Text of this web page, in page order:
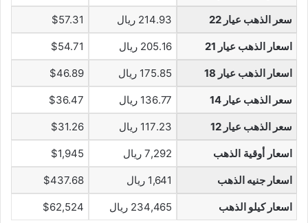
سعر الذهب عيار 22 214.93 ريال $57.31
اسعار الذهب عيار 21 205.16 ريال $54.71
اسعار الذهب عيار 18 175.85 ريال $46.89
سعر الذهب عيار 14 136.77 ريال $36.47
سعر الذهب عيار 12 117.23 ريال $31.26
اسعار أوقية الذهب 7,292 ريال $1,945
اسعار جنيه الذهب 1,641 ريال $437.68
اسعار كيلو الذهب 234,465 ريال $62,524